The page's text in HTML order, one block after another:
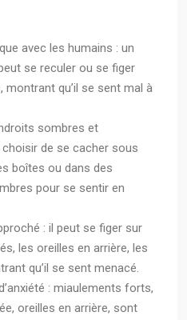
avec les humains : un
se reculer ou se figer
montrant qu’il se sent mal à
sombres et
de se cacher sous
boîtes ou dans des
pour se sentir en
: il peut se figer sur
les oreilles en arrière, les
qu’il se sent menacé.
: miaulements forts,
oreilles en arrière, sont